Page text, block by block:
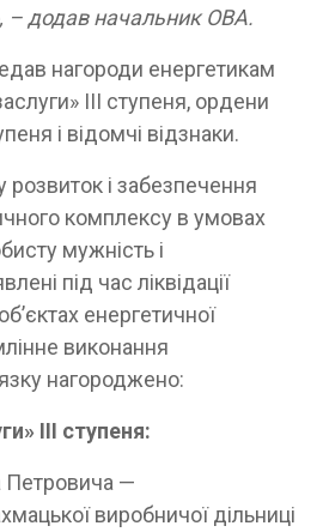
– додав начальник ОВА.
нагороди енергетикам
ІІІ ступеня, ордени
і відомчі відзнаки.
і забезпечення
комплексу в умовах
мужність і
під час ліквідації
енергетичної
виконання
нагороджено:
ІII ступеня:
—
виробничої дільниці